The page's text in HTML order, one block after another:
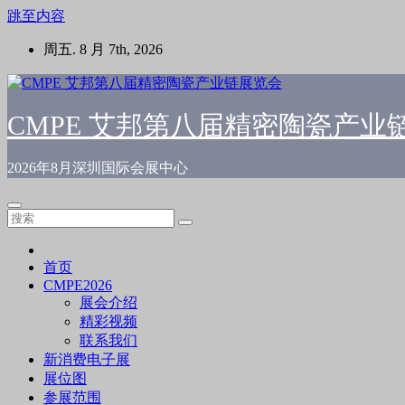
跳至内容
周五. 8 月 7th, 2026
CMPE 艾邦第八届精密陶瓷产业
2026年8月深圳国际会展中心
首页
CMPE2026
展会介绍
精彩视频
联系我们
新消费电子展
展位图
参展范围